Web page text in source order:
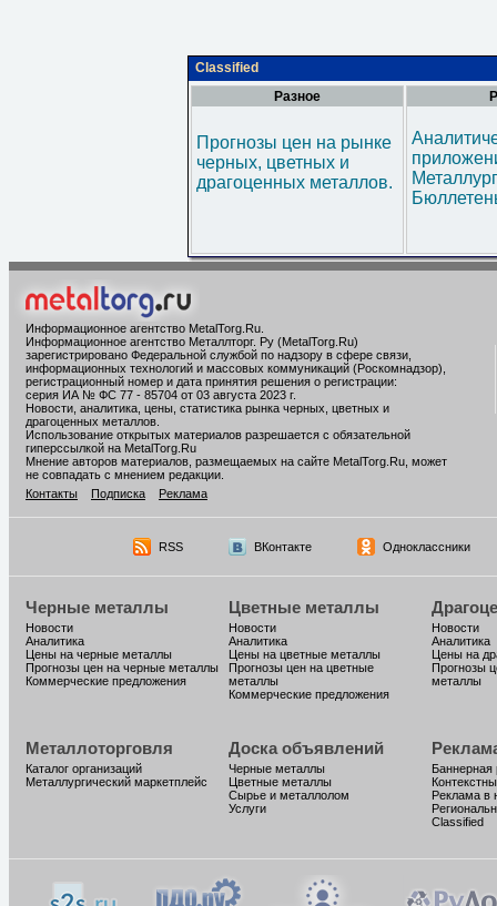
Classified
Разное
Прогнозы цен на рынке
черных, цветных и
драгоценных металлов.
Информационное агентство MetalTorg.Ru
Информационное агентство Металлторг. Ру (MetalTorg.Ru)
зарегистрировано Федеральной службой по надзору в сфере связи,
информационных технологий и массовых коммуникаций (Роскомнадзор),
регистрационный номер и дата принятия решения о регистрации:
серия ИА № ФС 77 - 85704 от 03 августа 2023 г.
Новости, аналитика, цены, статистика рынка черных, цветных и
драгоценных металлов.
Использование открытых материалов разрешается с обязательной
гиперссылкой на MetalTorg.Ru
Мнение авторов материалов, размещаемых на сайте MetalTorg.Ru, может
не совпадать с мнением редакции.
Контакты
Подписка Реклама
RSS ВКонтакте Одноклассники
Черные металлы
Новости
Аналитика
Цены на черные металлы
Прогнозы цен на черные металлы
Коммерческие предложения
Цветные металлы
Новости
Аналитика
Цены на цветные металлы
Прогнозы цен на цветные
металлы
Коммерческие предложения
Новости
Аналитика
Цены на
Прогнозы
металлы
Металлоторговля
Каталог организаций
Металлургический маркетплейс
Доска объявлений
Черные металлы
Цветные металлы
Сырье и металлолом
Услуги
Баннерная
Реклама в
Classified